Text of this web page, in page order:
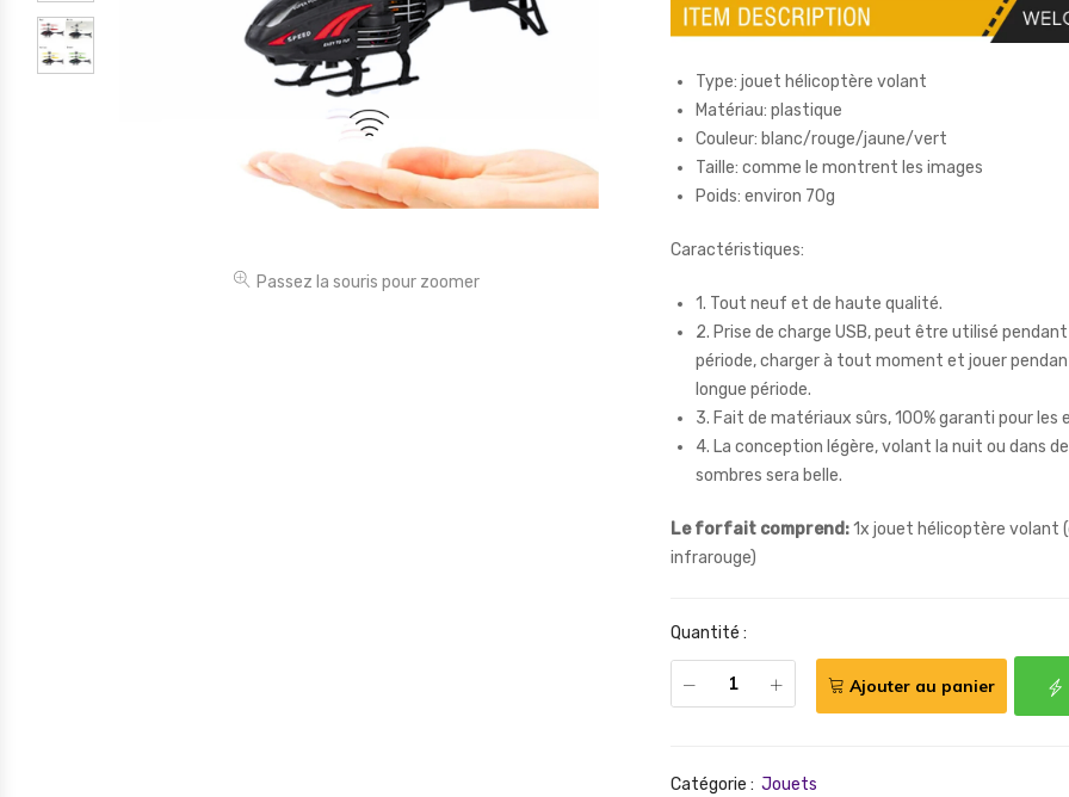
Électronique
Jouets
Passez la souris pour zoomer
Type: jouet hélicoptère volant
Matériau: plastique
Couleur: blanc/rouge/jaune/vert
Taille: comme le montrent les images
Poids: environ 70g
Caractéristiques:
1. Tout neuf et de haute qualité.
2. Prise de charge USB, peut être utilisé
période, charger à tout moment et jouer
longue période.
3. Fait de matériaux sûrs, 100% garanti pour les
4. La conception légère, volant la nuit ou dans
sombres sera belle.
Le forfait comprend:1x jouet hélicoptère volant
infrarouge)
Quantité :
Ajouter au panier
Catégorie : Jouets